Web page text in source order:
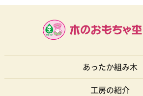
あったか組み木
工房の紹介